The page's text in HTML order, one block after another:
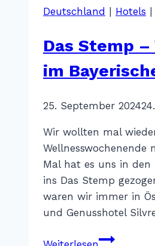
Deutschland Hotels
Das Stemp
im
VonKatharina
25. September 2024
Wir wollten mal
Wellnesswochenende
Mal hat es uns in den
ins Das Stemp
waren wir immer in
und Genusshotel
Das